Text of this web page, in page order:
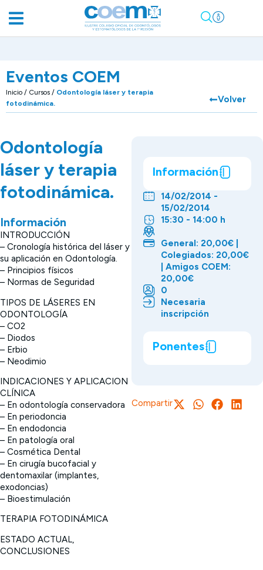
Eventos COEM
Inicio / Cursos / Odontología láser y terapia
fotodinámica.
Volver
Odontología
láser y terapia
fotodinámica.
Información
INTRODUCCIÓN
– Cronología histórica del láser y
su aplicación en Odontología.
– Principios físicos
– Normas de Seguridad
TIPOS DE LÁSERES EN
ODONTOLOGÍA
– CO2
– Diodos
– Erbio
– Neodimio
INDICACIONES Y APLICACION
CLÍNICA
– En odontología conservadora
– En periodoncia
– En endodoncia
– En patología oral
– Cosmética Dental
– En cirugía bucofacial y
dentomaxilar (implantes,
exodoncias)
– Bioestimulación
TERAPIA FOTODINÁMICA
ESTADO ACTUAL,
CONCLUSIONES
Información
14/02/2014 -
15/02/2014
15:30 - 14:00 h
General: 20,00€ |
Colegiados: 20,00€
| Amigos COEM:
20,00€
0
Necesaria
inscripción
Ponentes
Compartir